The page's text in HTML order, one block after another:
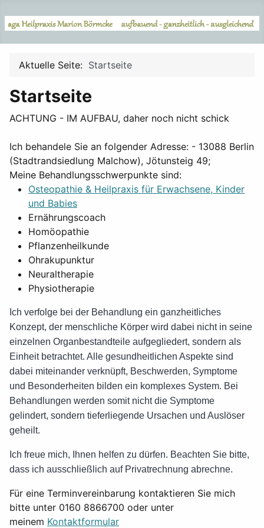
Aktuelle Seite: Startseite
Startseite
ACHTUNG - IM AUFBAU, daher noch nicht schick
Ich behandele Sie an folgender Adresse: - 13088 Berlin
(Stadtrandsiedlung Malchow), Jötunsteig 49;
Meine Behandlungsschwerpunkte sind:
Osteopathie & Heilpraxis für Erwachsene, Kinder
und Babies
Ernährungscoach
Homöopathie
Pflanzenheilkunde
Ohrakupunktur
Neuraltherapie
Physiotherapie
Ich verfolge bei der Behandlung ein ganzheitliches
Konzept, der menschliche Körper wird dabei nicht in seine
einzelnen Organbestandteile aufgegliedert, sondern als
Einheit betrachtet. Alle gesundheitlichen Aspekte sind
dabei miteinander verknüpft, Beschwerden, Symptome
und Besonderheiten bilden ein komplexes System. Bei
Behandlungen werden somit nicht die Symptome
gelindert, sondern tieferliegende Ursachen und Auslöser
geheilt.
Ich freue mich, Ihnen helfen zu dürfen. Beachten Sie bitte,
dass ich ausschließlich auf Privatrechnung abrechne.
Für eine Terminvereinbarung kontaktieren Sie mich
bitte unter 0160 8866700 oder unter
meinem Kontaktformular